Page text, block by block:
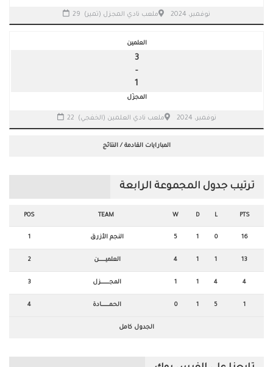
29 نوفمبر، 2024 ملعب نادي المجزل (تمير)
العلمين
3
-
1
المجزّل
22 نوفمبر، 2024 ملعب نادي العلمين (الخفجي)
المبارايات القادمة / النتائج
ترتيب جدول المجموعة الرابعة
POS TEAM W D L PTS
1 النجم الأزرق 5 1 0 16
2 العلميـــــــــــن 4 1 1 13
3 المجــــــــــــــزل 1 1 4 4
4 الحمـــــــــــــادة 0 1 5 1
الجدول كامل